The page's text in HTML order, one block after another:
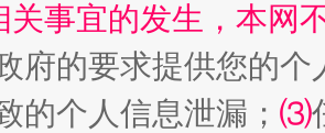
关事宜的发生，本网
府的要求提供您的个
的个人信息泄漏； ⑶